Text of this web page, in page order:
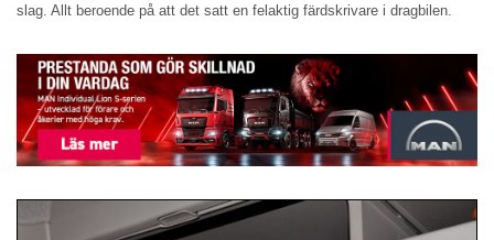
slag. Allt beroende på att det satt en felaktig färdskrivare i dragbilen.